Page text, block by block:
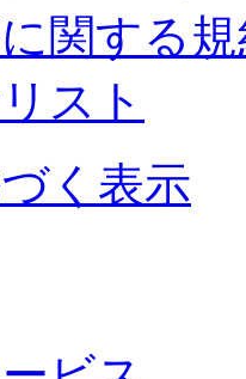
関する
スト
く表示